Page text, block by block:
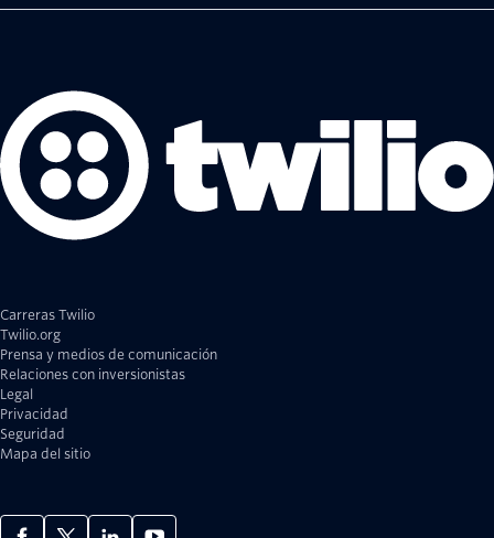
Carreras Twilio
Twilio.org
Prensa y medios de comunicación
Relaciones con inversionistas
Legal
Privacidad
Seguridad
Mapa del sitio